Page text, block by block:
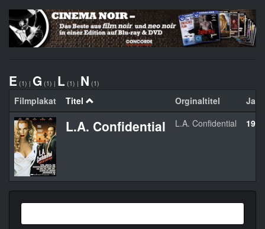
E (1) | G (1) | L (1) | N (1)
Filmplakat Titel Orginaltitel Jahr
L.A. Confidential L.A. Confidential 1997